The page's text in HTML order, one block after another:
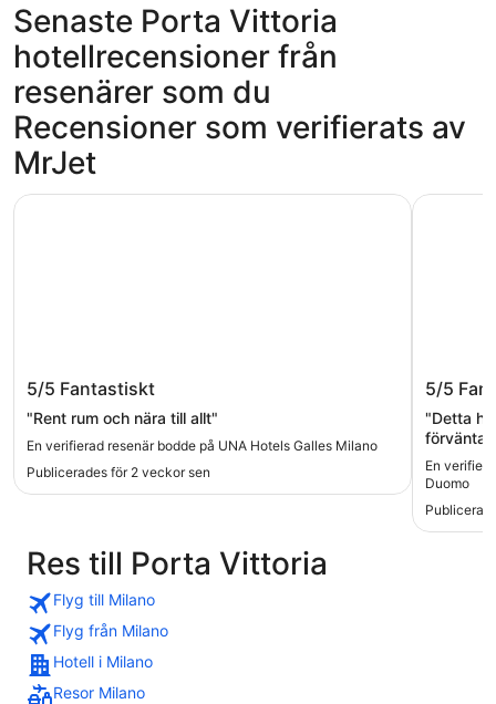
Senaste Porta Vittoria
hotellrecensioner från
resenärer som du
Recensioner som verifierats av
MrJet
UNA Hotels Galles Milano
5/5 Fantastiskt
"Rent rum och nära till allt"
En verifierad resenär bodde på UNA Hotels Galles Milano
Publicerades för 2 veckor sen
UNA Hotels Galles Milano
Hotel
5/5
"Detta
påfylld
kunnat
En
Duomo
Hotel Dei
Res till Porta Vittoria
Flyg till Milano
Flyg från Milano
Hotell i Milano
Resor Milano